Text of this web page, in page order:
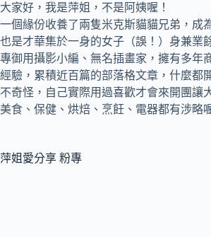
大家好，我是萍姐，不是阿姨喔！
一個緣份收養了兩隻米克斯貓貓兄弟，成
也是才華集於一身的女子（誤！）身兼業
專御用攝影小編、 無名插畫家， 擁有多年
經驗，累積近百篇的部落格文章， 什麼都
不奇怪，自己實際用過喜歡才會來開團讓
美食、保健、烘焙、烹飪、電器都有涉略
萍姐愛分享 粉專